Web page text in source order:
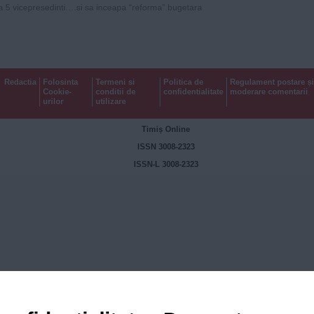
Redactia
Folosinta
Cookie-
urilor
Termeni si
conditii de
utilizare
Politica de
confidentialitate
Regulament postare și
moderare comentarii
Timiș Online
ISSN 3008-2323
ISSN-L 3008-2323